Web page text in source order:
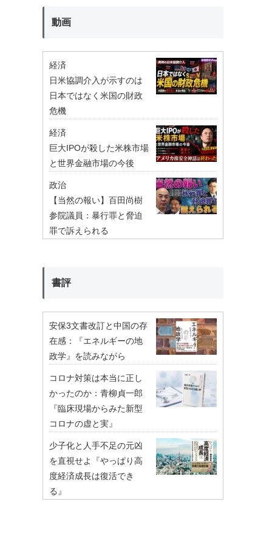
動画
経済
日米協調介入が示すのは
日本ではなく米国の財政
危機
経済
巨大IPOが殺した米株市場
と世界金融市場の今後
政治
【当然の報い】百田尚樹
参院議員：暴行罪と脅迫
罪で訴えられる
書評
安保3文書改訂と中国の存
在感：『エネルギーの地
政学』を読みながら
コロナ対策は本当に正し
かったのか：青柳貞一郎
『臨床現場からみた新型
コロナの虚と実』
少子化と人手不足の元凶
を直視せよ『やっぱり高
度経済成長は復活でき
る』